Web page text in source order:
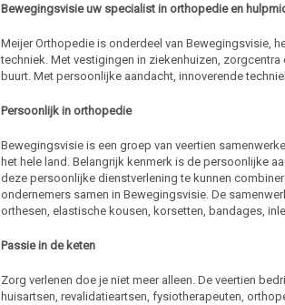
Bewegingsvisie uw specialist in orthopedie en
Meijer Orthopedie is onderdeel van Bewegingsvisie,
techniek. Met vestigingen in ziekenhuizen,
buurt. Met persoonlijke aandacht, innoverende
Persoonlijk in orthopedie
Bewegingsvisie is een groep van veertien
het hele land. Belangrijk kenmerk is de persoonlijke
deze persoonlijke dienstverlening te kunnen
ondernemers samen in Bewegingsvisie. De
orthesen, elastische kousen, korsetten, bandages,
Passie in de keten
Zorg verlenen doe je niet meer alleen. De veertien
huisartsen, revalidatieartsen, fysiotherapeuten,